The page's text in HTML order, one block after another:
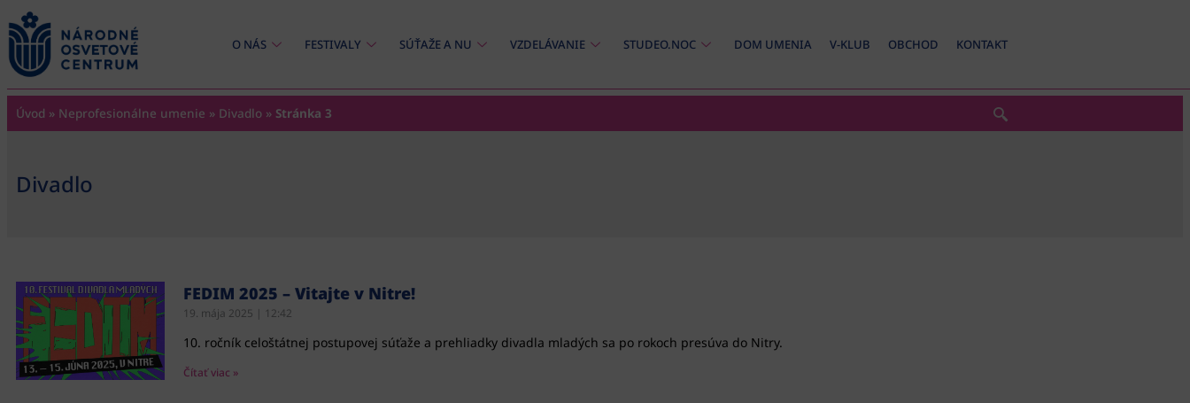
content
O NÁS FESTIVALY SÚŤAŽE A NU VZDELÁVANIE STUDEO.NOC DOM UMENIA V-KLUB OBCHOD KONTAKT
Úvod » Neprofesionálne umenie » Divadlo » Stránka 3
Divadlo
FEDIM 2025 – Vitajte v Nitre!
19. mája 2025 12:42
10. ročník celoštátnej postupovej súťaže a prehliadky divadla mladých sa po rokoch presúva do Nitry.
Čítať viac »